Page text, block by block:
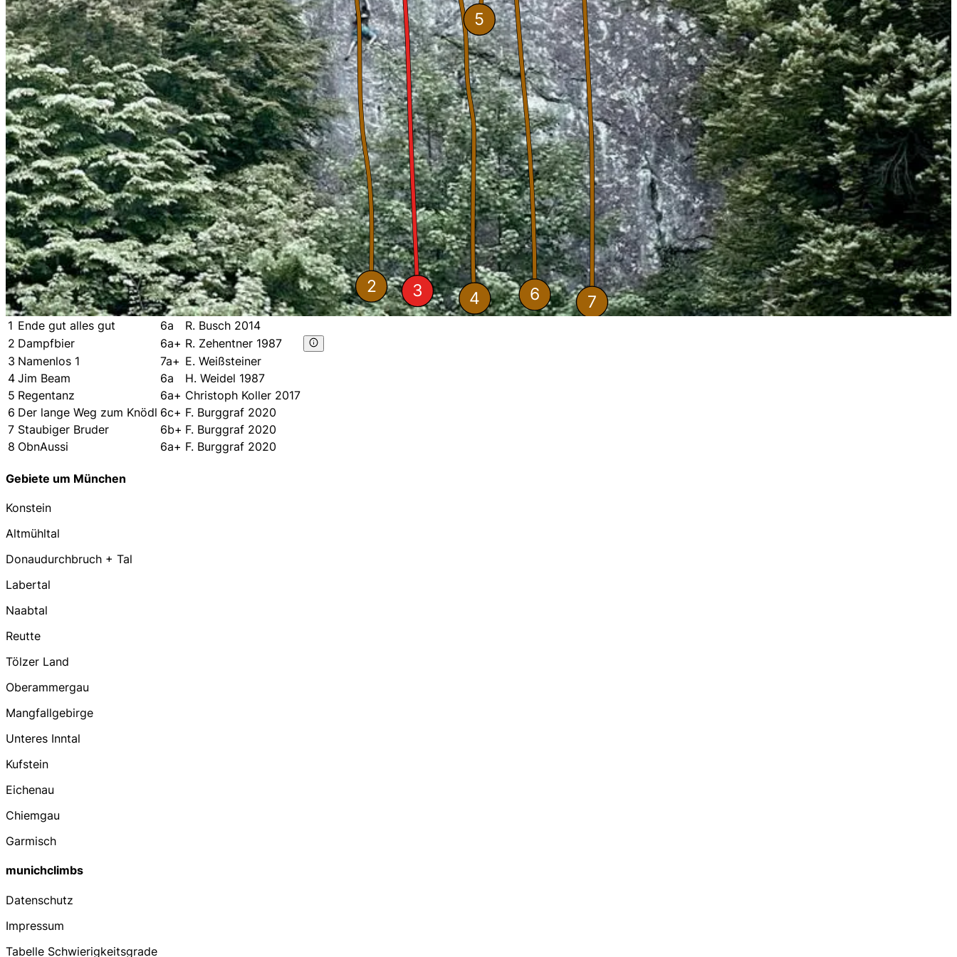
2 3 4
5
6 7
1 Ende gut alles gut 6a
R. Busch 2014
2 Dampfbier 6a+ R. Zehentner 1987
3 Namenlos 1 7a+ E. Weißsteiner
4 Jim Beam 6a
H. Weidel 1987
5 Regentanz 6a+ Christoph Koller 2017
6 Der lange Weg zum Knödl 6c+ F. Burggraf 2020
7 Staubiger Bruder 6b+ F. Burggraf 2020
8 ObnAussi 6a+ F. Burggraf 2020
Gebiete um München
Konstein
Altmühltal
Donaudurchbruch + Tal
Labertal
Naabtal
Reutte
Tölzer Land
Oberammergau
Mangfallgebirge
Unteres Inntal
Kufstein
Eichenau
Chiemgau
Garmisch
munichclimbs
Datenschutz
Impressum
Tabelle Schwierigkeitsgrade